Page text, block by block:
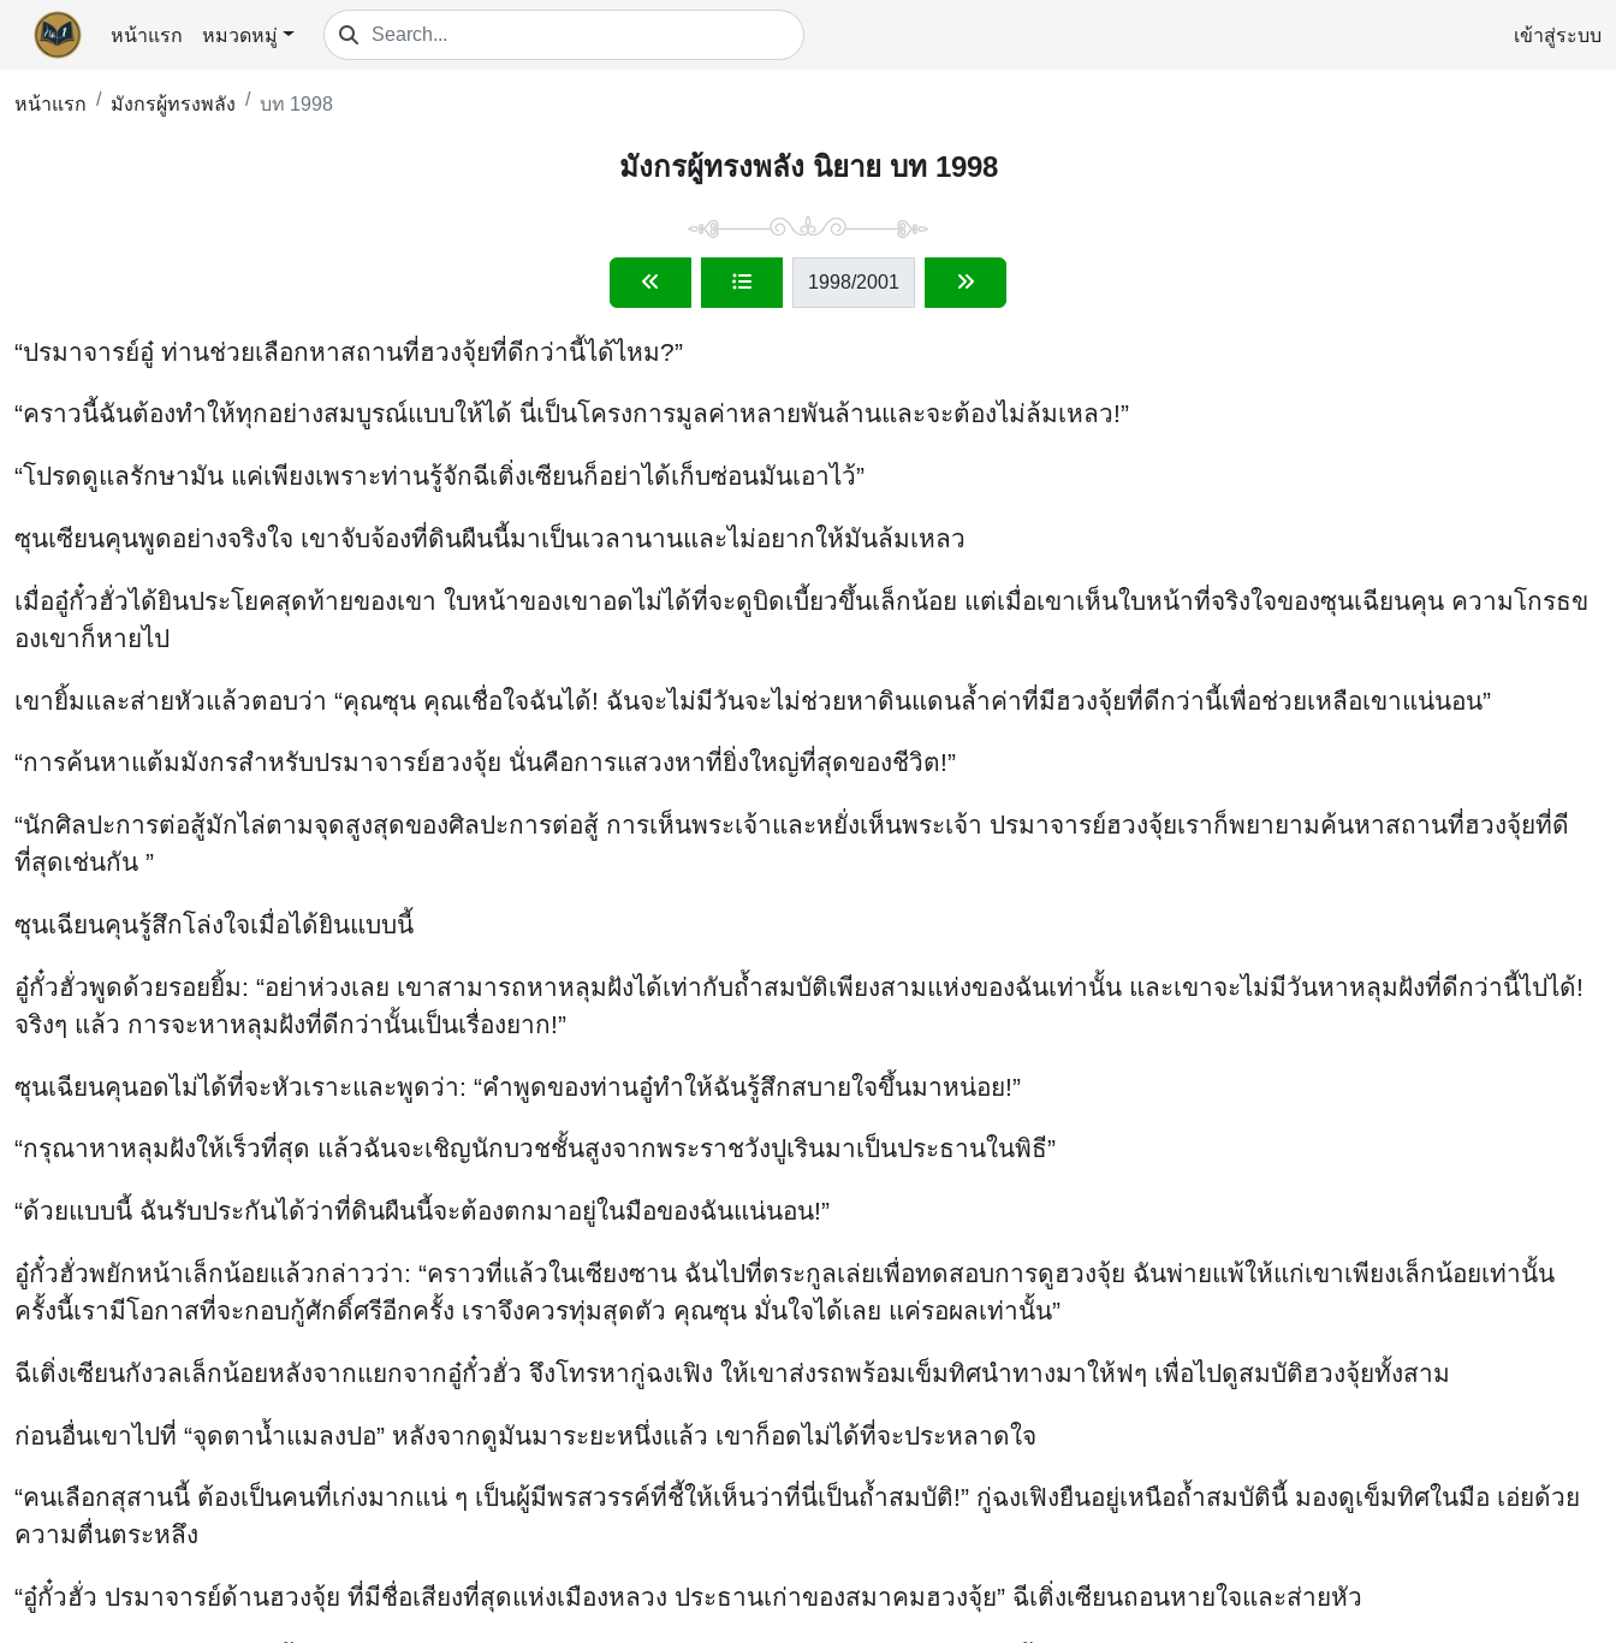
หน้าแรก หมวดหมู่ เข้าสู่ระบบ
หน้าแรก มังกรผู้ทรงพลัง บท 1998
มังกรผู้ทรงพลัง นิยาย บท 1998
1998/2001
“ปรมาจารย์อู๋ ท่านช่วยเลือกหาสถานที่ฮวงจุ้ยที่ดีกว่านี้ได้ไหม?”
“คราวนี้ฉันต้องทำให้ทุกอย่างสมบูรณ์แบบให้ได้ นี่เป็นโครงการมูลค่าหลายพันล้านและจะต้องไม่ล้มเหลว!”
“โปรดดูแลรักษามัน แค่เพียงเพราะท่านรู้จักฉีเติ่งเซียนก็อย่าได้เก็บซ่อนมันเอาไว้”
ซุนเซียนคุนพูดอย่างจริงใจ เขาจับจ้องที่ดินผืนนี้มาเป็นเวลานานและไม่อยากให้มันล้มเหลว
เมื่ออู๋กั๋วฮั่วได้ยินประโยคสุดท้ายของเขา ใบหน้าของเขาอดไม่ได้ที่จะดูบิดเบี้ยวขึ้นเล็กน้อย แต่เมื่อเขาเห็นใบหน้าที่จริงใจของซุนเฉียนคุน ความโกรธข
องเขาก็หายไป
เขายิ้มและส่ายหัวแล้วตอบว่า “คุณซุน คุณเชื่อใจฉันได้! ฉันจะไม่มีวันจะไม่ช่วยหาดินแดนล้ำค่าที่มีฮวงจุ้ยที่ดีกว่านี้เพื่อช่วยเหลือเขาแน่นอน”
“การค้นหาแต้มมังกรสำหรับปรมาจารย์ฮวงจุ้ย นั่นคือการแสวงหาที่ยิ่งใหญ่ที่สุดของชีวิต!”
“นักศิลปะการต่อสู้มักไล่ตามจุดสูงสุดของศิลปะการต่อสู้ การเห็นพระเจ้าและหยั่งเห็นพระเจ้า ปรมาจารย์ฮวงจุ้ยเราก็พยายามค้นหาสถานที่ฮวงจุ้ยที่ดี
ที่สุดเช่นกัน ”
ซุนเฉียนคุนรู้สึกโล่งใจเมื่อได้ยินแบบนี้
อู๋กั๋วฮั่วพูดด้วยรอยยิ้ม: “อย่าห่วงเลย เขาสามารถหาหลุมฝังได้เท่ากับถ้ำสมบัติเพียงสามแห่งของฉันเท่านั้น และเขาจะไม่มีวันหาหลุมฝังที่ดีกว่านี้ไปได้!
จริงๆ แล้ว การจะหาหลุมฝังที่ดีกว่านั้นเป็นเรื่องยาก!”
ซุนเฉียนคุนอดไม่ได้ที่จะหัวเราะและพูดว่า: “คำพูดของท่านอู๋ทำให้ฉันรู้สึกสบายใจขึ้นมาหน่อย!”
“กรุณาหาหลุมฝังให้เร็วที่สุด แล้วฉันจะเชิญนักบวชชั้นสูงจากพระราชวังปูเรินมาเป็นประธานในพิธี”
“ด้วยแบบนี้ ฉันรับประกันได้ว่าที่ดินผืนนี้จะต้องตกมาอยู่ในมือของฉันแน่นอน!”
อู๋กั๋วฮั่วพยักหน้าเล็กน้อยแล้วกล่าวว่า: “คราวที่แล้วในเซียงซาน ฉันไปที่ตระกูลเล่ยเพื่อทดสอบการดูฮวงจุ้ย ฉันพ่ายแพ้ให้แก่เขาเพียงเล็กน้อยเท่านั้น
ครั้งนี้เรามีโอกาสที่จะกอบกู้ศักดิ์ศรีอีกครั้ง เราจึงควรทุ่มสุดตัว คุณซุน มั่นใจได้เลย แค่รอผลเท่านั้น”
ฉีเติ่งเซียนกังวลเล็กน้อยหลังจากแยกจากอู๋กั๋วฮั่ว จึงโทรหากู่ฉงเฟิง ให้เขาส่งรถพร้อมเข็มทิศนำทางมาให้ฟๆ เพื่อไปดูสมบัติฮวงจุ้ยทั้งสาม
ก่อนอื่นเขาไปที่ “จุดตาน้ำแมลงปอ” หลังจากดูมันมาระยะหนึ่งแล้ว เขาก็อดไม่ได้ที่จะประหลาดใจ
“คนเลือกสุสานนี้ ต้องเป็นคนที่เก่งมากแน่ ๆ เป็นผู้มีพรสวรรค์ที่ชี้ให้เห็นว่าที่นี่เป็นถ้ำสมบัติ!” กู่ฉงเฟิงยืนอยู่เหนือถ้ำสมบัตินี้ มองดูเข็มทิศในมือ เอ่ยด้วย
ความตื่นตระหลึง
“อู๋กั๋วฮั่ว ปรมาจารย์ด้านฮวงจุ้ย ที่มีชื่อเสียงที่สุดแห่งเมืองหลวง ประธานเก่าของสมาคมฮวงจุ้ย” ฉีเติ่งเซียนถอนหายใจและส่ายหัว